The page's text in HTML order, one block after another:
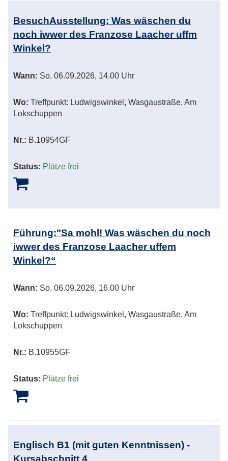
BesuchAusstellung: Was wäschen du
noch iwwer des Franzose Laacher uffm
Winkel?
Wann: So. 06.09.2026, 14.00 Uhr
Wo: Treffpunkt: Ludwigswinkel, Wasgaustraße, Am
Lokschuppen
Nr.: B.10954GF
Status: Plätze frei
Führung:"Sa mohl! Was wäschen du noch
iwwer des Franzose Laacher uffem
Winkel?“
Wann: So. 06.09.2026, 16.00 Uhr
Wo: Treffpunkt: Ludwigswinkel, Wasgaustraße, Am
Lokschuppen
Nr.: B.10955GF
Status: Plätze frei
Englisch B1 (mit guten Kenntnissen) -
Kursabschnitt 4